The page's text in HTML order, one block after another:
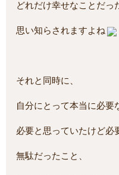
どれだけ幸せなことだ
思い知らされますよね
それと同時に、
自分にとって本当に必要
必要と思っていたけど必
無駄だったこと、